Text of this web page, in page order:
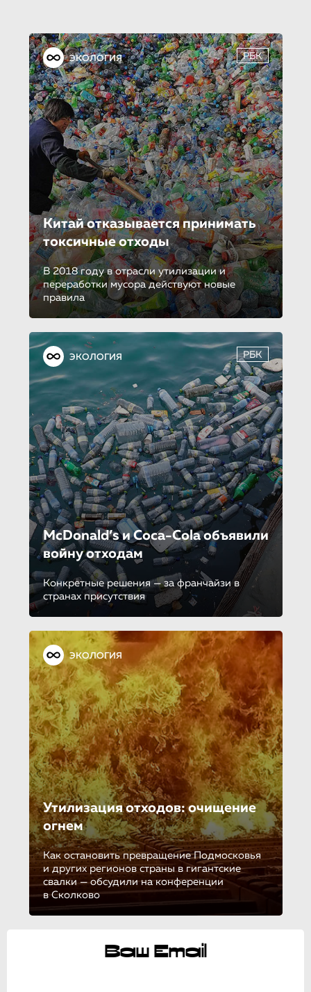
ЭКОЛОГИЯ РБК
Китай отказывается принимать
токсичные отходы
В 2018 году в отрасли утилизации и
переработки мусора действуют новые
правила
ЭКОЛОГИЯ РБК
McDonald’s и Coca-Cola объявили
войну отходам
Конкретные решения — за франчайзи в
странах присутствия
ЭКОЛОГИЯ
Утилизация отходов: очищение
огнем
Как остановить превращение Подмосковья
и других регионов страны в гигантские
свалки — обсудили на конференции
в Сколково
Ваш Email